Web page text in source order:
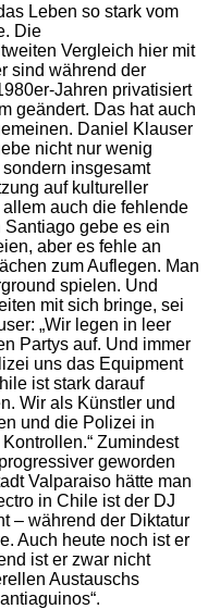
Leben so stark vom
Die
Vergleich hier mit
sind während der
Jahren privatisiert
geändert. Das hat auch
Daniel Klauser
nicht nur wenig
insgesamt
auf kultureller
auch die fehlende
gebe es ein
aber es fehle an
zum Auflegen. Man
spielen. Und
mit sich bringe, sei
„Wir legen in leer
Partys auf. Und immer
uns das Equipment
ist stark darauf
Wir als Künstler und
und die Polizei in
Zumindest
geworden
Valparaiso hätte man
in Chile ist der DJ
– während der Diktatur
Auch heute noch ist er
ist er zwar nicht
Austauschs